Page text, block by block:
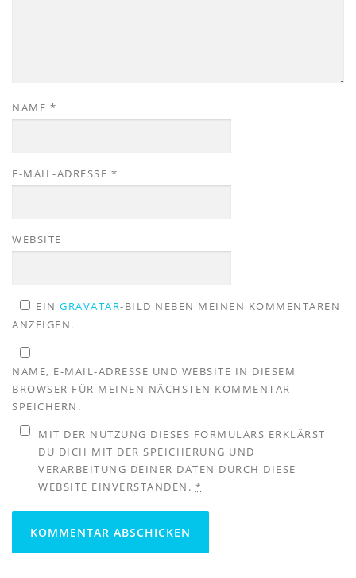
NAME *
E-MAIL-ADRESSE *
WEBSITE
EINGRAVATAR-BILD NEBEN MEINEN KOMMENTAREN
ANZEIGEN.
NAME, E-MAIL-ADRESSE UND WEBSITE IN DIESEM
BROWSER FÜR MEINEN NÄCHSTEN KOMMENTAR
SPEICHERN.
MIT DER NUTZUNG DIESES FORMULARS ERKLÄRST
DU DICH MIT DER SPEICHERUNG UND
VERARBEITUNG DEINER DATEN DURCH DIESE
WEBSITE EINVERSTANDEN. *